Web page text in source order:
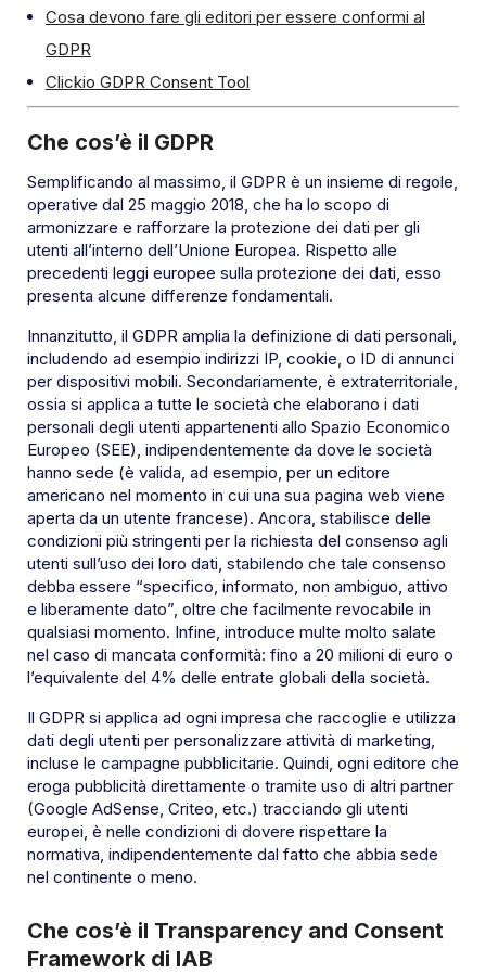
Cosa devono fare gli editori per essere conformi al
GDPR
Clickio GDPR Consent Tool
Che cos’è il GDPR
Semplificando al massimo, il GDPR è un insieme di regole,
operative dal 25 maggio 2018, che ha lo scopo di
armonizzare e rafforzare la protezione dei dati per gli
utenti all’interno dell’Unione Europea. Rispetto alle
precedenti leggi europee sulla protezione dei dati, esso
presenta alcune differenze fondamentali.
Innanzitutto, il GDPR amplia la definizione di dati personali,
includendo ad esempio indirizzi IP, cookie, o ID di annunci
per dispositivi mobili. Secondariamente, è extraterritoriale,
ossia si applica a tutte le società che elaborano i dati
personali degli utenti appartenenti allo Spazio Economico
Europeo (SEE), indipendentemente da dove le società
hanno sede (è valida, ad esempio, per un editore
americano nel momento in cui una sua pagina web viene
aperta da un utente francese). Ancora, stabilisce delle
condizioni più stringenti per la richiesta del consenso agli
utenti sull’uso dei loro dati, stabilendo che tale consenso
debba essere “specifico, informato, non ambiguo, attivo
e liberamente dato”, oltre che facilmente revocabile in
qualsiasi momento. Infine, introduce multe molto salate
nel caso di mancata conformità: fino a 20 milioni di euro o
l’equivalente del 4% delle entrate globali della società.
Il GDPR si applica ad ogni impresa che raccoglie e utilizza
dati degli utenti per personalizzare attività di marketing,
incluse le campagne pubblicitarie. Quindi, ogni editore che
eroga pubblicità direttamente o tramite uso di altri partner
(Google AdSense, Criteo, etc.) tracciando gli utenti
europei, è nelle condizioni di dovere rispettare la
normativa, indipendentemente dal fatto che abbia sede
nel continente o meno.
Che cos’è il Transparency and Consent
Framework di IAB